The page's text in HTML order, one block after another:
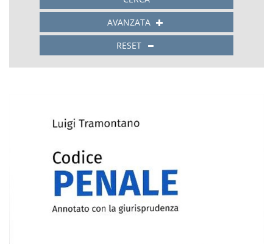
AVANZATA
RESET